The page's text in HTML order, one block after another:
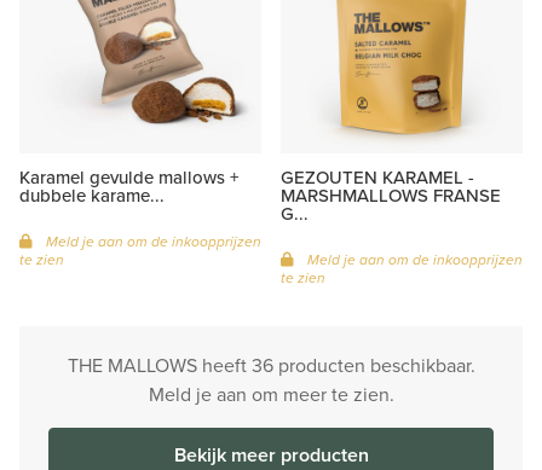
Karamel gevulde mallows +
dubbele karame...
Meld je aan om de inkoopprijzen
te zien
GEZOUTEN KARAMEL -
MARSHMALLOWS FRANSE
G...
Meld je aan om de inkoopprijzen
te zien
THE MALLOWS heeft 36 producten beschikbaar.
Meld je aan om meer te zien.
Bekijk meer producten